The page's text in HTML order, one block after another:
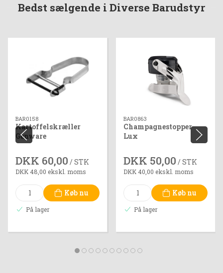
Bedst sælgende i Diverse Barudstyr
BAR0158
Kartoffelskræller
Genware
DKK 60,00 / STK
DKK 48,00 ekskl. moms
Køb nu
På lager
BAR0863
Champagnestopper
Lux
DKK 50,00 / STK
DKK 40,00 ekskl. moms
Køb nu
På lager